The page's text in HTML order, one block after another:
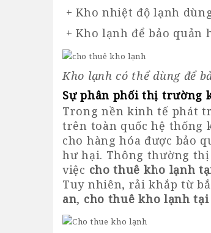
+ Kho nhiệt độ lạnh
+ Kho lạnh để bảo quản
Kho lạnh có thể dùng để
Sự phân phối thị trường
Trong nền kinh tế phát
trên toàn quốc hệ thống
cho hàng hóa được bảo
hư hại. Thông thường
việc cho thuê kho lạnh
Tuy nhiên, rải khắp từ
an, cho thuê kho lạnh tại